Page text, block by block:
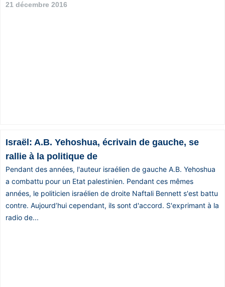
21 décembre 2016
Israël: A.B. Yehoshua, écrivain de gauche, se
rallie à la politique de
Pendant des années, l'auteur israélien de gauche A.B. Yehoshua
a combattu pour un Etat palestinien. Pendant ces mêmes
années, le politicien israélien de droite Naftali Bennett s'est battu
contre. Aujourd’hui cependant, ils sont d'accord. S'exprimant à la
radio de...